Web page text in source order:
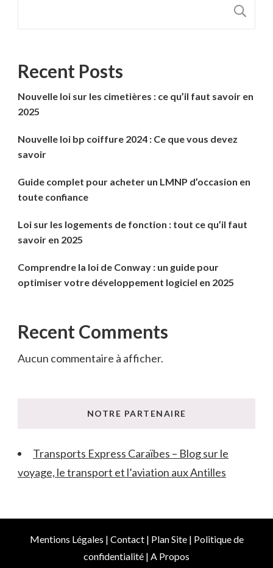
Recent Posts
Nouvelle loi sur les cimetières : ce qu’il faut savoir en
2025
Nouvelle loi bp coiffure 2024 : Ce que vous devez
savoir
Guide complet pour acheter un LMNP d’occasion en
toute confiance
Loi sur les logements de fonction : tout ce qu’il faut
savoir en 2025
Comprendre la loi de Conway : un guide pour
optimiser votre développement logiciel en 2025
Recent Comments
Aucun commentaire à afficher.
NOTRE PARTENAIRE
Transports Express Caraïbes – Blog sur le
voyage, le transport et l’aviation aux Antilles
Mentions Légales | Contact| Plan Site| Politique de
confidentialité | A Propos